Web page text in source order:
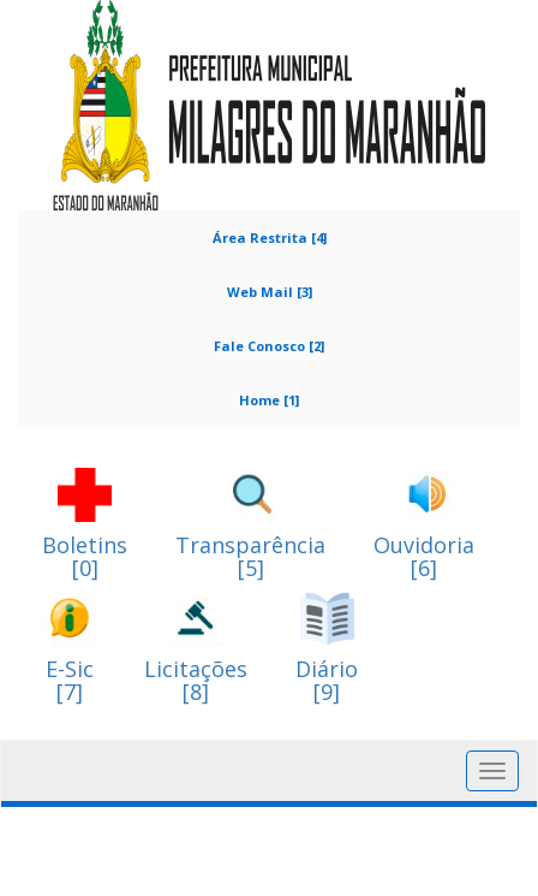
Área Restrita [4]
Web Mail [3]
Fale Conosco [2]
Home [1]
Boletins
[0]
Transparência
[5]
Ouvidoria
[6]
E-Sic
[7]
Licitações
[8]
Diário
[9]